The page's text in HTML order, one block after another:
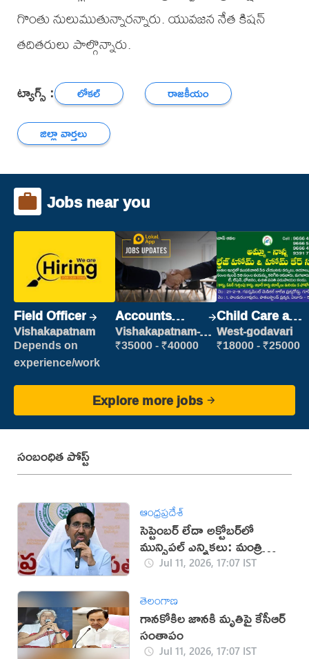
గొంతు నులుముతున్నారన్నారు. యువజన నేత కిషన్
తదితరులు పాల్గొన్నారు.
ట్యాగ్స్ : లోకల్
రాజకీయం
జిల్లా వార్తలు
Jobs near you
Field Officer
Vishakapatnam
Depends on
experience/work
Accounts
Clerk
Vishakapatnam-
new
₹35000 - ₹40000
Child Care and
Patient care
West-godavari
₹18000 - ₹25000
Explore more jobs
సంబంధిత పోస్ట్
ఆంధ్రప్రదేశ్
సెప్టెంబర్ లేదా అక్టోబర్‌లో
మున్సిపల్ ఎన్నికలు: మంత్రి
నారాయణ
Jul 11, 2026, 17:07 IST
తెలంగాణ
గానకోకిల జానకి మృతిపై కేసీఆర్
సంతాపం
Jul 11, 2026, 17:07 IST